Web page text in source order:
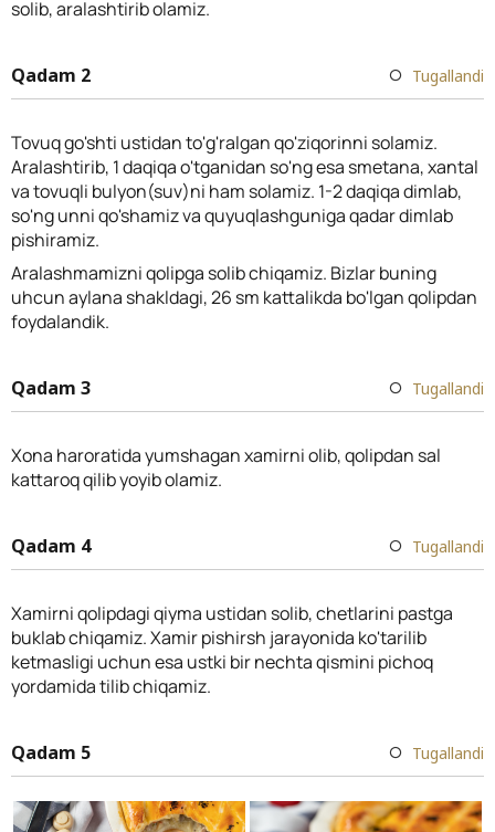
solib, aralashtirib olamiz.
Qadam 2 Tugallandi
Tovuq go'shti ustidan to'g'ralgan qo'ziqorinni solamiz.
Aralashtirib, 1 daqiqa o'tganidan so'ng esa smetana, xantal
va tovuqli bulyon(suv)ni ham solamiz. 1-2 daqiqa dimlab,
so'ng unni qo'shamiz va quyuqlashguniga qadar dimlab
pishiramiz.
Aralashmamizni qolipga solib chiqamiz. Bizlar buning
uhcun aylana shakldagi, 26 sm kattalikda bo'lgan qolipdan
foydalandik.
Qadam 3 Tugallandi
Xona haroratida yumshagan xamirni olib, qolipdan sal
kattaroq qilib yoyib olamiz.
Qadam 4 Tugallandi
Xamirni qolipdagi qiyma ustidan solib, chetlarini pastga
buklab chiqamiz. Xamir pishirsh jarayonida ko'tarilib
ketmasligi uchun esa ustki bir nechta qismini pichoq
yordamida tilib chiqamiz.
Qadam 5 Tugallandi